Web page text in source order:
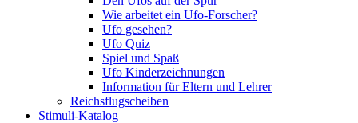
Wie arbeitet ein Ufo-Forscher?
Ufo gesehen?
Ufo Quiz
Spiel und Spaß
Ufo Kinderzeichnungen
Information für Eltern und Lehrer
Reichsflugscheiben
Stimuli-Katalog